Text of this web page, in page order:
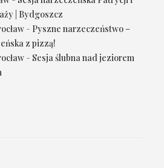
| Bydgoszcz
- Pyszne narzeczeństwo –
z pizzą!
- Sesja ślubna nad jeziorem